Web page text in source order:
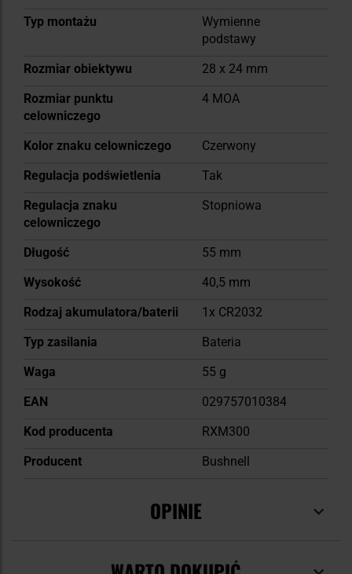
Typ montażu
Wymienne
podstawy
Rozmiar obiektywu
28 x 24 mm
Rozmiar punktu
celowniczego
4 MOA
Kolor znaku celowniczego
Czerwony
Regulacja podświetlenia
Tak
Regulacja znaku
celowniczego
Stopniowa
Długość
55 mm
Wysokość
40,5 mm
Rodzaj akumulatora/baterii
1x CR2032
Typ zasilania
Bateria
Waga
55 g
EAN
029757010384
Kod producenta
RXM300
Producent
Bushnell
OPINIE